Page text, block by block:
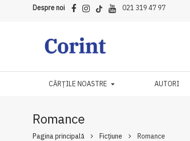
Despre noi 021 319 47 97
CĂRȚILE NOASTRE AUTORI
Romance
Pagina principală Ficțiune Romance